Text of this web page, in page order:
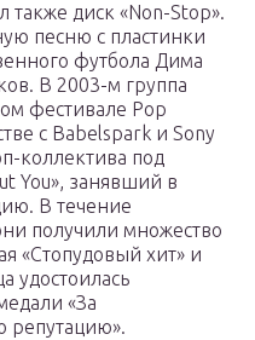
также диск «Non-Stop».
песню с пластинки
футбола Дима
В 2003-м группа
фестивале Pop
с Babelspark и Sony
коллектива под
You», занявший в
В течение
получили множество
«Стопудовый хит» и
удостоилась
«За
репутацию».